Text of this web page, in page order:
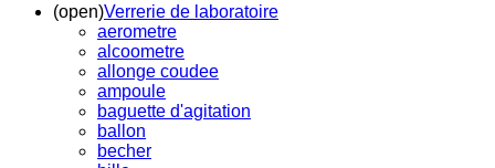
(open)Verrerie de laboratoire
aerometre
alcoometre
allonge coudee
ampoule
baguette d'agitation
ballon
becher